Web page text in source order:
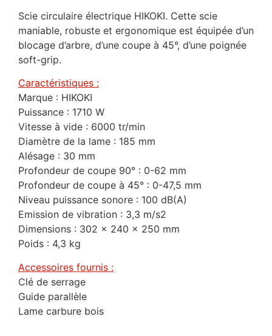
Scie circulaire électrique HIKOKI. Cette scie
maniable, robuste et ergonomique est équipée d’un
blocage d’arbre, d’une coupe à 45°, d’une poignée
soft-grip.
Caractéristiques :
Marque : HIKOKI
Puissance : 1710 W
Vitesse à vide : 6000 tr/min
Diamètre de la lame : 185 mm
Alésage : 30 mm
Profondeur de coupe 90° : 0-62 mm
Profondeur de coupe à 45° : 0-47,5 mm
Niveau puissance sonore : 100 dB(A)
Emission de vibration : 3,3 m/s2
Dimensions : 302 x 240 x 250 mm
Poids : 4,3 kg
Accessoires fournis :
Clé de serrage
Guide parallèle
Lame carbure bois